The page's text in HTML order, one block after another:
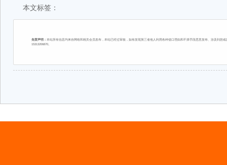
本文标签：
免责声明： 本站所有信息均来自网络和相关会员发布，本站已经过审核，如有发现第三者他人利用各种借口理由和不择手段恶意发布、涉及到
15313206870。